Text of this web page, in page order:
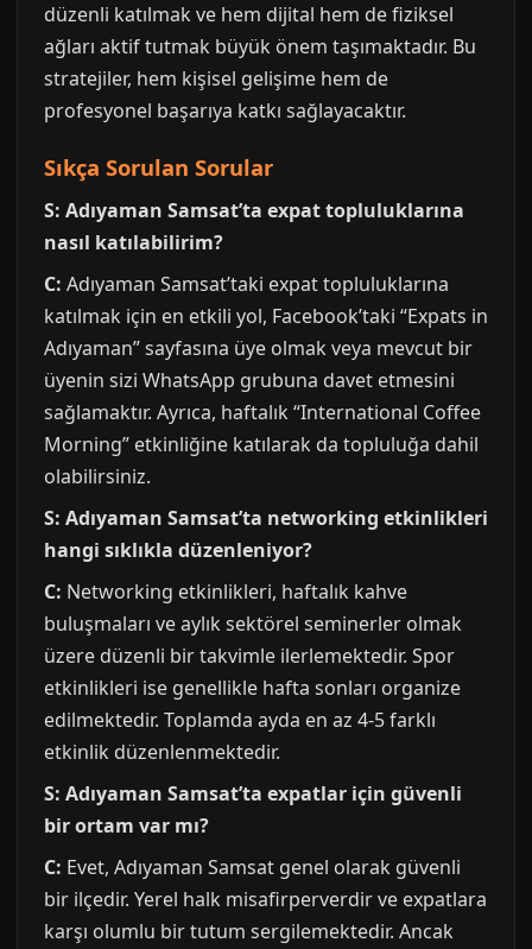
düzenli katılmak ve hem dijital hem de fiziksel
ağları aktif tutmak büyük önem taşımaktadır. Bu
stratejiler, hem kişisel gelişime hem de
profesyonel başarıya katkı sağlayacaktır.
Sıkça Sorulan Sorular
S: Adıyaman Samsat’ta expat topluluklarına
nasıl katılabilirim?
C: Adıyaman Samsat’taki expat topluluklarına
katılmak için en etkili yol, Facebook’taki “Expats in
Adıyaman” sayfasına üye olmak veya mevcut bir
üyenin sizi WhatsApp grubuna davet etmesini
sağlamaktır. Ayrıca, haftalık “International Coffee
Morning” etkinliğine katılarak da topluluğa dahil
olabilirsiniz.
S: Adıyaman Samsat’ta networking etkinlikleri
hangi sıklıkla düzenleniyor?
C: Networking etkinlikleri, haftalık kahve
buluşmaları ve aylık sektörel seminerler olmak
üzere düzenli bir takvimle ilerlemektedir. Spor
etkinlikleri ise genellikle hafta sonları organize
edilmektedir. Toplamda ayda en az 4-5 farklı
etkinlik düzenlenmektedir.
S: Adıyaman Samsat’ta expatlar için güvenli
bir ortam var mı?
C: Evet, Adıyaman Samsat genel olarak güvenli
bir ilçedir. Yerel halk misafirperverdir ve expatlara
karşı olumlu bir tutum sergilemektedir. Ancak